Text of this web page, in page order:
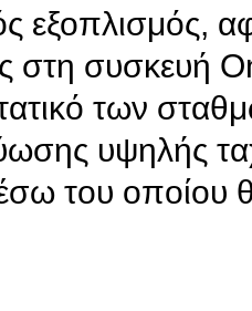
εξοπλισμός,
στη συσκευή
των
υψηλής
του οποίου